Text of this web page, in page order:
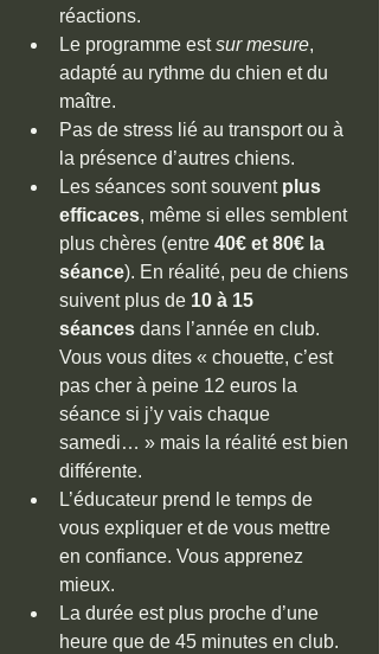
réactions.
Le programme est sur mesure,
adapté au rythme du chien et du
maître.
Pas de stress lié au transport ou à
la présence d’autres chiens.
Les séances sont souvent plus
efficaces, même si elles semblent
plus chères (entre 40€ et 80€ la
séance). En réalité, peu de chiens
suivent plus de 10 à 15
séances dans l’année en club.
Vous vous dites « chouette, c’est
pas cher à peine 12 euros la
séance si j’y vais chaque
samedi… » mais la réalité est bien
différente.
L’éducateur prend le temps de
vous expliquer et de vous mettre
en confiance. Vous apprenez
mieux.
La durée est plus proche d’une
heure que de 45 minutes en club.